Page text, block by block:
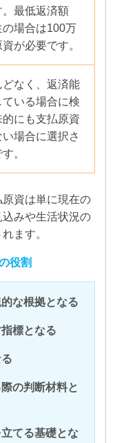
最低返済額
の場合は100万
が必要です。
なく、返済能
いる場合に検
にも支払原資
場合に選択さ
。
資は単に現在の
みや生活状況の
ます。
役割
な根拠となる
標となる
の判断材料と
てる基礎とな